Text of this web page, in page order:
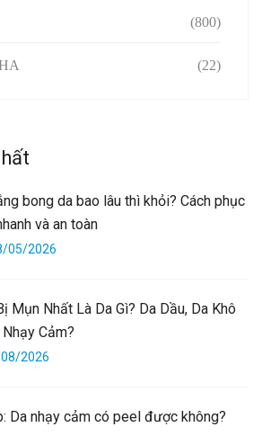
(800)
(22)
bong da bao lâu thì khỏi? Cách phục
và an toàn
05/2026
Mụn Nhất Là Da Gì? Da Dầu, Da Khô
Nhạy Cảm?
2026
Da nhạy cảm có peel được không?